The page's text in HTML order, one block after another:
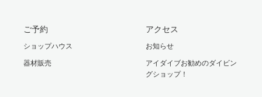
ご予約
ショップハウス
器材販売
アクセス
お知らせ
アイダイブお勧めのダイビン
グショップ！